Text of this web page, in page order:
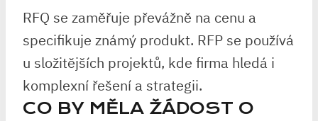
RFQ se zaměřuje převážně na cenu a
specifikuje známý produkt. RFP se používá
u složitějších projektů, kde firma hledá i
komplexní řešení a strategii.
CO BY MĚLA ŽÁDOST O